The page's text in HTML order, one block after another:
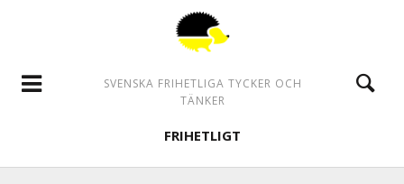
SVENSKA FRIHETLIGA TYCKER OCH
TÄNKER
FRIHETLIGT